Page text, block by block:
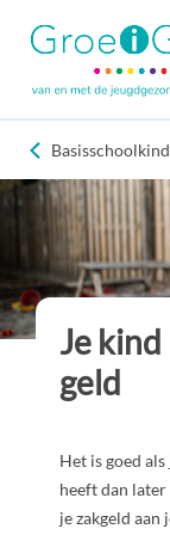
Basisschoolkind
Je
geld
Het is goed
heeft dan
je zakgeld aan